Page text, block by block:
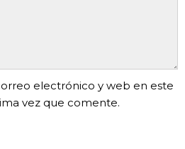
electrónico y web en este
vez que comente.